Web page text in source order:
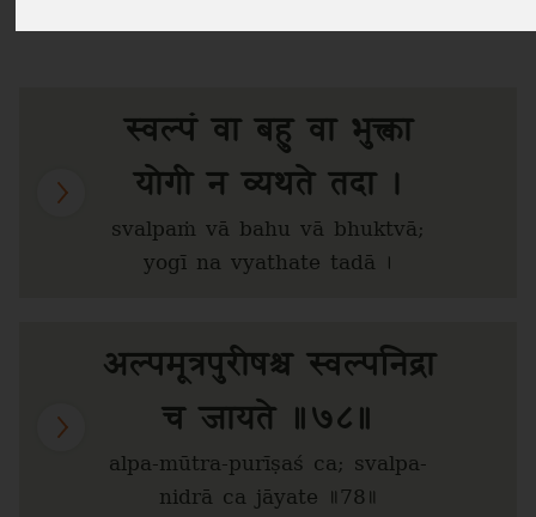
ablenken.
स्वल्पं वा बहु वा भुक्त्वा
योगी न व्यथते तदा ।
svalpaṁ vā bahu vā bhuktvā;
yogī na vyathate tadā ।
अल्पमूत्रपुरीषश्च स्वल्पनिद्रा
च जायते ॥७८॥
alpa-mūtra-purīṣaś ca; svalpa-
nidrā ca jāyate ॥78॥